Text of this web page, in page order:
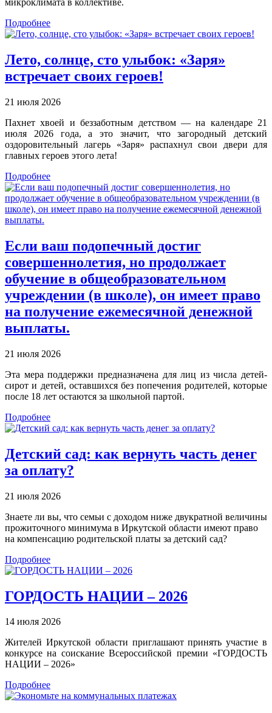
микроклимата в коллективе.
Подробнее
Лето, солнце, сто улыбок: «Заря»
встречает своих героев!
21 июля 2026
Пахнет хвоей и беззаботным детством — на календаре 21
июля 2026 года, а это значит, что загородный детский
оздоровительный лагерь «Заря» распахнул свои двери для
главных героев этого лета!
Подробнее
Если ваш подопечный достиг
совершеннолетия, но продолжает
обучение в общеобразовательном
учреждении (в школе), он имеет право
на получение ежемесячной денежной
выплаты.
21 июля 2026
Эта мера поддержки предназначена для лиц из числа детей-
сирот и детей, оставшихся без попечения родителей, которые
после 18 лет остаются за школьной партой.
Подробнее
Детский сад: как вернуть часть денег
за оплату?
21 июля 2026
Знаете ли вы, что семьи с доходом ниже двукратной величины
прожиточного минимума в Иркутской области имеют право
на компенсацию родительской платы за детский сад?
Подробнее
ГОРДОСТЬ НАЦИИ – 2026
14 июля 2026
Жителей Иркутской области приглашают принять участие в
конкурсе на соискание Всероссийской премии «ГОРДОСТЬ
НАЦИИ – 2026»
Подробнее